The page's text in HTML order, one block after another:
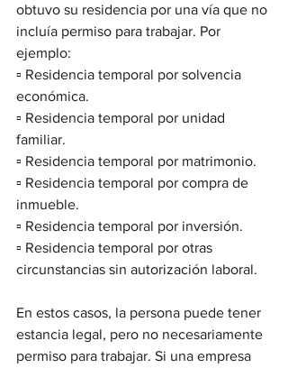
obtuvo su residencia por una vía que no
incluía permiso para trabajar. Por
ejemplo:
▫️ Residencia temporal por solvencia
económica.
▫️ Residencia temporal por unidad
familiar.
▫️ Residencia temporal por matrimonio.
▫️ Residencia temporal por compra de
inmueble.
▫️ Residencia temporal por inversión.
▫️ Residencia temporal por otras
circunstancias sin autorización laboral.
En estos casos, la persona puede tener
estancia legal, pero no necesariamente
permiso para trabajar. Si una empresa